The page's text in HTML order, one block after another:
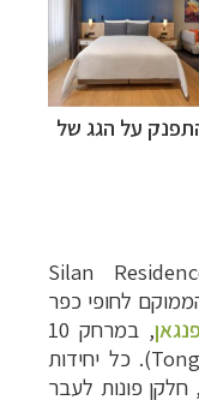
על הגג של
(Silan
כפר
, במ
רחק 10
(Tong Sala). כל יחידות
פונות לעבר